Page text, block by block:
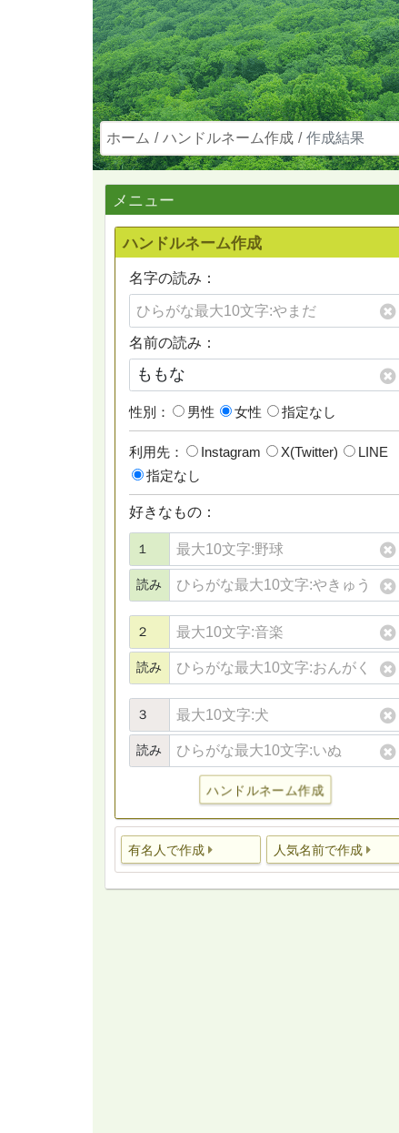
ホーム ハンドルネーム作成 作成結果
メニュー
ハンドルネーム作成
名字の読み：
名前の読み：
性別： 男性 女性 指定なし
利用先： Instagram X(Twitter)
LINE
指定なし
好きなもの：
１
読み
２
読み
３
読み
ハンドルネーム作成
有名人で作成 人気名前で作成